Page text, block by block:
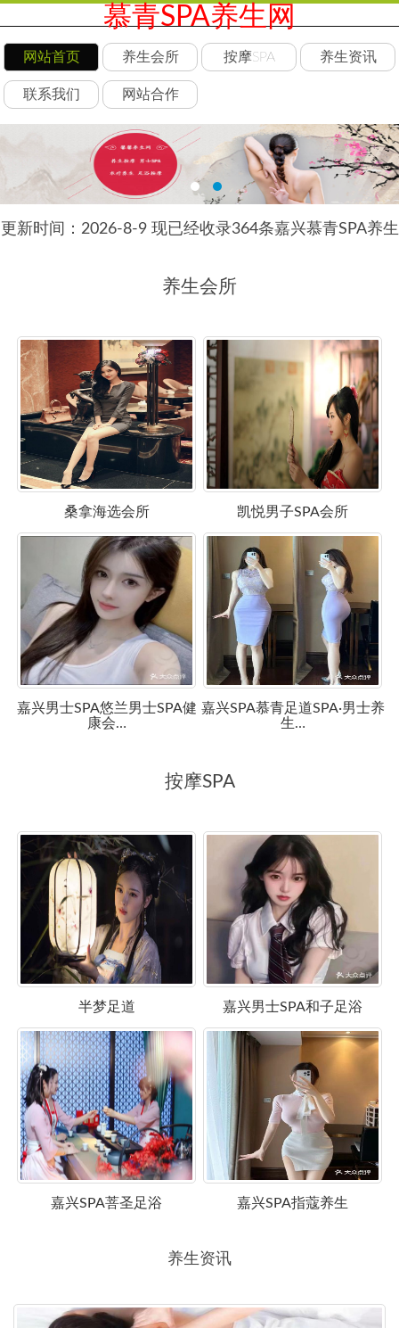
慕青SPA养生网
网站首页 养生会所 按摩SPA 养生资讯
联系我们 网站合作
更新时间：2026-8-9 现已经收录364条嘉兴慕青SPA养生
养生会所
桑拿海选会所 凯悦男子SPA会所
嘉兴男士SPA悠兰男士SPA健
康会…
嘉兴SPA慕青足道SPA·男士养
生…
按摩SPA
半梦足道 嘉兴男士SPA和子足浴
嘉兴SPA菩圣足浴 嘉兴SPA指蔻养生
养生资讯